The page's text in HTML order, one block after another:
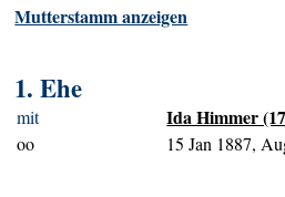
Mutterstamm anzeigen
1. Ehe
mit Ida Himmer
oo 15 Jan 1887,